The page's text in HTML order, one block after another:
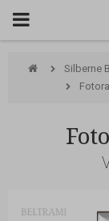
Silberne